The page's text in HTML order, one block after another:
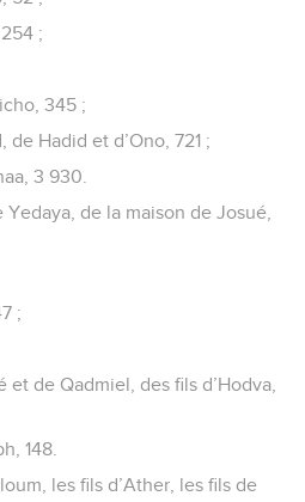
;
345 ;
de Hadid et d’Ono, 721 ;
3 930.
de la maison de Josué,
;
et de Qadmiel, des fils d’Hodva,
148.
les fils d’Ather, les fils de